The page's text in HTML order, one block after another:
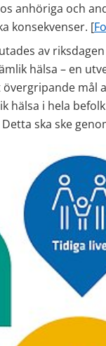
anhöriga och
konsekvenser. [
av
hälsa – en
mål
hälsa i hela
ska ske